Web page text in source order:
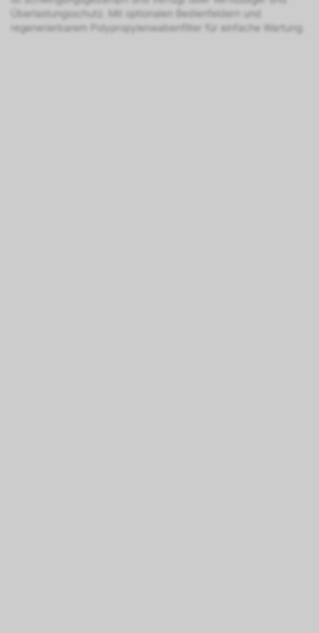
Überlastungsschutz. Mit optionalen Bedienfeldern und
regenerierbarem Polypropylenwabenfilter für einfache Wartung.